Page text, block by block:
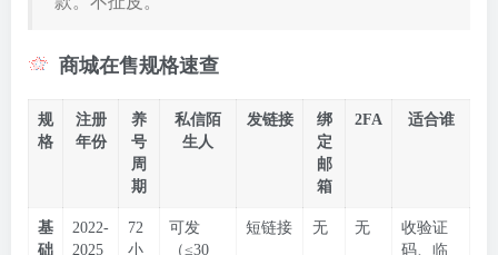
商城在售规格速查
规
格
注册
年份
养
号
周
期
私信陌
生人
发链接
绑
定
邮
箱
2FA 适合谁
基
础
2022-
2025
72
小
可发
（≤30
短链接 无 无
收验证
码、临